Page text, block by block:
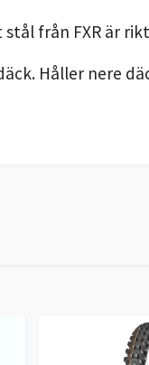
från FXR är
Håller nere